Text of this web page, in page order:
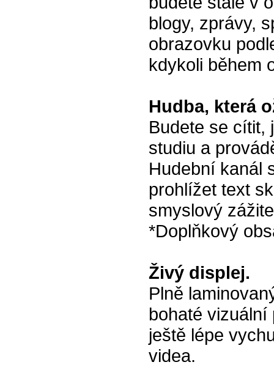
blogy, zprávy,
obrazovku
kdykoli během
Hudba, která
Budete se cítit,
studiu a
Hudební kanál
prohlížet text
smyslový
*Doplňkový
Živý displej.
Plně
bohaté
ještě lépe
videa.